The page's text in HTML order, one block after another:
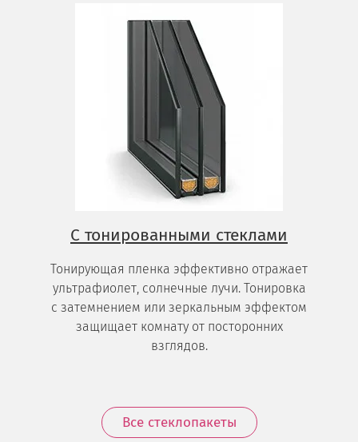
С тонированными стеклами
Тонирующая пленка эффективно отражает
ультрафиолет, солнечные лучи. Тонировка
с затемнением или зеркальным эффектом
защищает комнату от посторонних
взглядов.
Все стеклопакеты